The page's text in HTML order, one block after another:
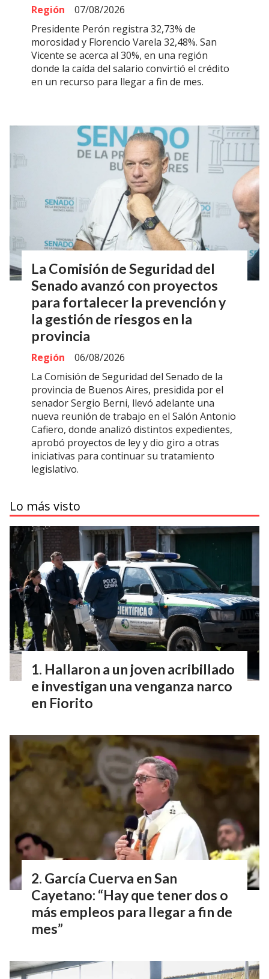
Región
07/08/2026
Presidente Perón registra 32,73% de
morosidad y Florencio Varela 32,48%. San
Vicente se acerca al 30%, en una región
donde la caída del salario convirtió el crédito
en un recurso para llegar a fin de mes.
La Comisión de Seguridad del
Senado avanzó con proyectos
para fortalecer la prevención y
la gestión de riesgos en la
provincia
Región
06/08/2026
La Comisión de Seguridad del Senado de la
provincia de Buenos Aires, presidida por el
senador Sergio Berni, llevó adelante una
nueva reunión de trabajo en el Salón Antonio
Cafiero, donde analizó distintos expedientes,
aprobó proyectos de ley y dio giro a otras
iniciativas para continuar su tratamiento
legislativo.
Lo más visto
Hallaron a un joven acribillado
e investigan una venganza narco
en Fiorito
García Cuerva en San
Cayetano: “Hay que tener dos o
más empleos para llegar a fin de
mes”